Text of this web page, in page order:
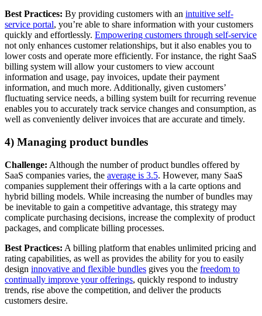
Best Practices: By providing customers with an intuitive self-
service portal, you’re able to share information with your customers
quickly and effortlessly. Empowering customers through self-service
not only enhances customer relationships, but it also enables you to
lower costs and operate more efficiently. For instance, the right SaaS
billing system will allow your customers to view account
information and usage, pay invoices, update their payment
information, and much more. Additionally, given customers’
fluctuating service needs, a billing system built for recurring revenue
enables you to accurately track service changes and consumption, as
well as conveniently deliver invoices that are accurate and timely.
4) Managing product bundles
Challenge: Although the number of product bundles offered by
SaaS companies varies, the average is 3.5. However, many SaaS
companies supplement their offerings with a la carte options and
hybrid billing models. While increasing the number of bundles may
be inevitable to gain a competitive advantage, this strategy may
complicate purchasing decisions, increase the complexity of product
packages, and complicate billing processes.
Best Practices: A billing platform that enables unlimited pricing and
rating capabilities, as well as provides the ability for you to easily
design innovative and flexible bundles gives you the freedom to
continually improve your offerings, quickly respond to industry
trends, rise above the competition, and deliver the products
customers desire.